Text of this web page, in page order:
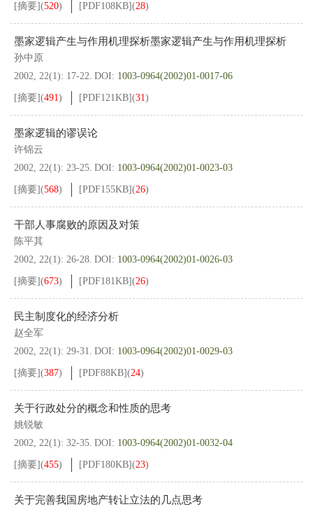
[摘要](520) [PDF108KB](28)
墨家逻辑产生与作用机理探析墨家逻辑产生与作用机理探析
孙中原
2002, 22(1): 17-22. DOI: 1003-0964(2002)01-0017-06
[摘要](491) [PDF121KB](31)
墨家逻辑的谬误论
许锦云
2002, 22(1): 23-25. DOI: 1003-0964(2002)01-0023-03
[摘要](568) [PDF155KB](26)
干部人事腐败的原因及对策
陈平其
2002, 22(1): 26-28. DOI: 1003-0964(2002)01-0026-03
[摘要](673) [PDF181KB](26)
民主制度化的经济分析
赵全军
2002, 22(1): 29-31. DOI: 1003-0964(2002)01-0029-03
[摘要](387) [PDF88KB](24)
关于行政处分的概念和性质的思考
姚锐敏
2002, 22(1): 32-35. DOI: 1003-0964(2002)01-0032-04
[摘要](455) [PDF180KB](23)
关于完善我国房地产转让立法的几点思考